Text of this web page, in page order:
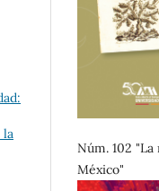
Núm. 102
México"